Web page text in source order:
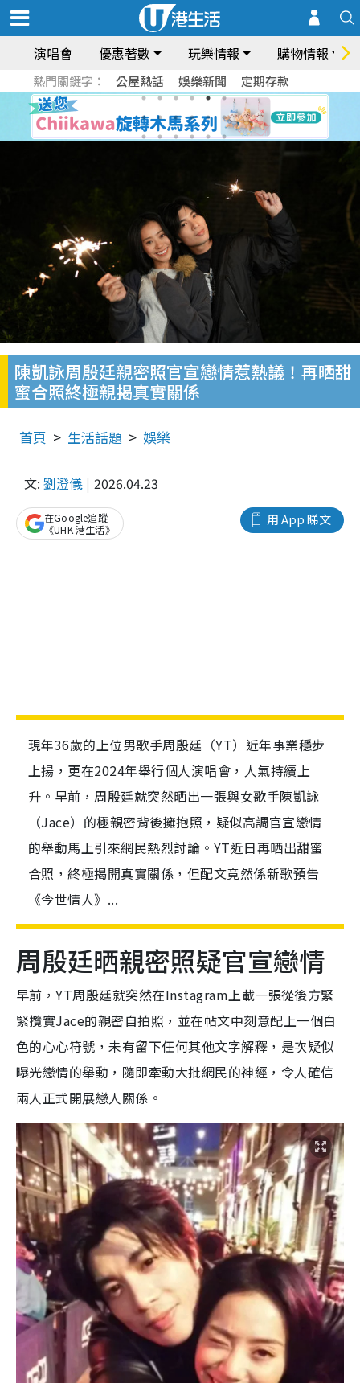
演唱會 優惠著數 玩樂情報 購物情報
熱門關鍵字： 公屋熱話 娛樂新聞 定期存款
陳凱詠周殷廷親密照官宣戀情惹熱議！再晒甜
蜜合照終極親揭真實關係
首頁 生活話題 娛樂
文: 劉澄儀 2026.04.23
用 App 睇文
在Google追蹤
《UHK 港生活》
現年36歲的上位男歌手周殷廷（YT）近年事業穩步
上揚，更在2024年舉行個人演唱會，人氣持續上
升。早前，周殷廷就突然晒出一張與女歌手陳凱詠
（Jace）的極親密背後擁抱照，疑似高調官宣戀情
的舉動馬上引來網民熱烈討論。YT近日再晒出甜蜜
合照，終極揭開真實關係，但配文竟然係新歌預告
《今世情人》...
周殷廷晒親密照疑官宣戀情
早前，YT周殷廷就突然在Instagram上載一張從後方緊
緊攬實Jace的親密自拍照，並在帖文中刻意配上一個白
色的心心符號，未有留下任何其他文字解釋，是次疑似
曝光戀情的舉動，隨即牽動大批網民的神經，令人確信
兩人正式開展戀人關係。